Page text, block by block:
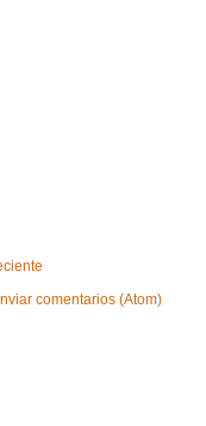
comentarios (Atom)